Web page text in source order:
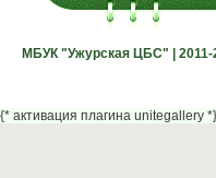
МБУК "Ужурская ЦБС" | 2011-2026 |
МБУК "Ужурская ЦБС" | 2011-
{* активация плагина unitegallery *}